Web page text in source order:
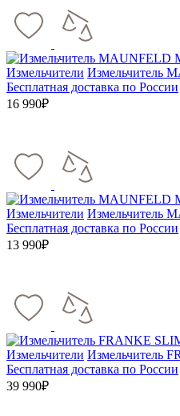
Измельчители Измельчитель
Бесплатная доставка по России
16 990₽
Измельчители Измельчитель
Бесплатная доставка по России
13 990₽
Измельчители Измельчитель
Бесплатная доставка по России
39 990₽